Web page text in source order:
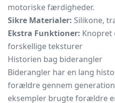
motoriske færdigheder.
Sikre Materialer: Silikone,
Ekstra Funktioner: Knopret
forskellige teksturer
Historien bag biderangler
Biderangler har en lang
forældre gennem
eksempler brugte forældre